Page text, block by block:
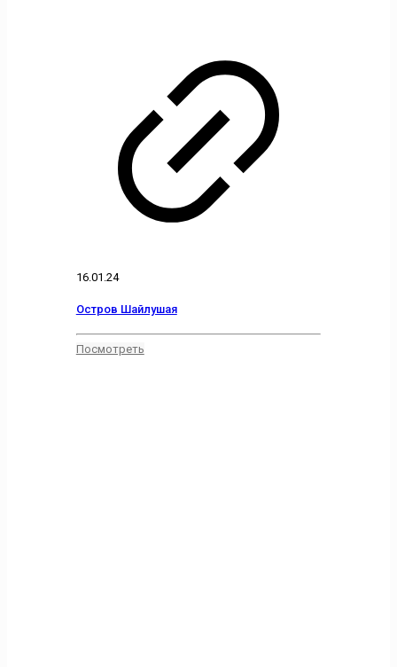
16.01.24
Остров Шайлушая
Посмотреть